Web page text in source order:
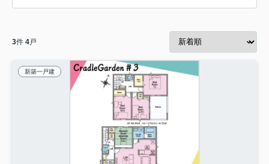
3件 4戸
新築一戸建